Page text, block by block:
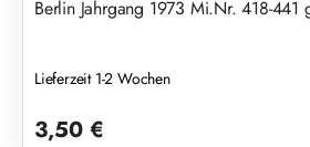
Berlin Jahrgang 1973 Mi.Nr. 418-441
Lieferzeit 1-2 Wochen
3,50 €